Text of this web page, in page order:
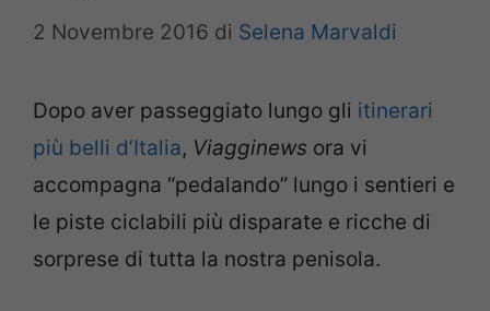
2 Novembre 2016 di Selena Marvaldi
Dopo aver passeggiato lungo gli itinerari
più belli d’Italia, Viagginews ora vi
accompagna “pedalando” lungo i sentieri e
le piste ciclabili più disparate e ricche di
sorprese di tutta la nostra penisola.